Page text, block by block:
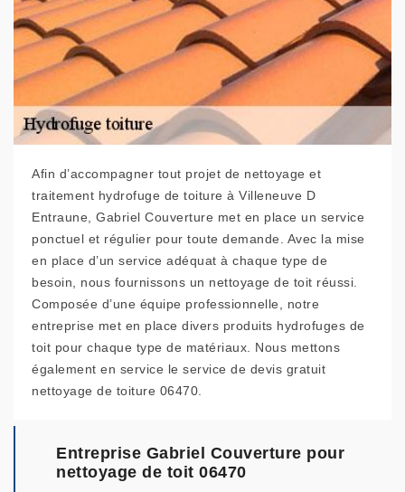
Afin d’accompagner tout projet de nettoyage et
traitement hydrofuge de toiture à Villeneuve D
Entraune, Gabriel Couverture met en place un service
ponctuel et régulier pour toute demande. Avec la mise
en place d’un service adéquat à chaque type de
besoin, nous fournissons un nettoyage de toit réussi.
Composée d’une équipe professionnelle, notre
entreprise met en place divers produits hydrofuges de
toit pour chaque type de matériaux. Nous mettons
également en service le service de devis gratuit
nettoyage de toiture 06470.
Entreprise Gabriel Couverture pour
nettoyage de toit 06470